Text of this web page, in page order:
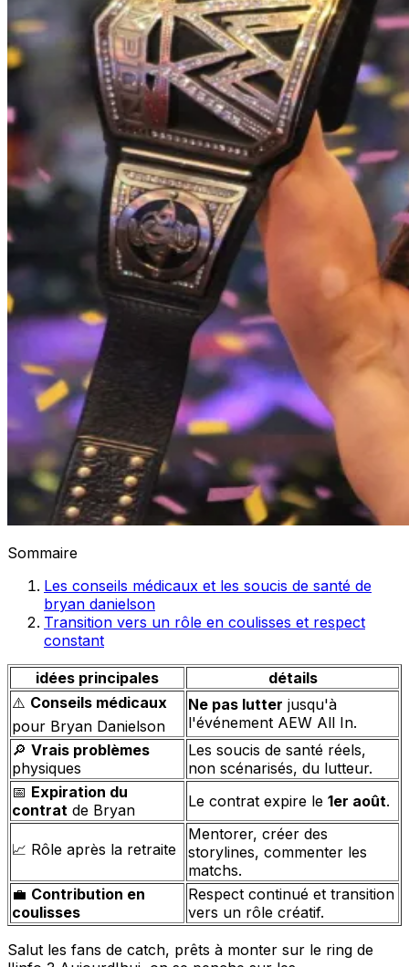
Sommaire
Les conseils médicaux et les soucis de santé de
bryan danielson
Transition vers un rôle en coulisses et respect
constant
idées principales
détails
⚠️ Conseils médicaux
pour Bryan Danielson
Ne pas lutter jusqu'à
l'événement AEW All In.
🔎 Vrais problèmes
physiques
Les soucis de santé réels,
non scénarisés, du lutteur.
📅 Expiration du
contrat de Bryan Le contrat expire le 1er août.
📈 Rôle après la retraite
Mentorer, créer des
storylines, commenter les
matchs.
💼 Contribution en
coulisses
Respect continué et transition
vers un rôle créatif.
Salut les fans de catch, prêts à monter sur le ring de